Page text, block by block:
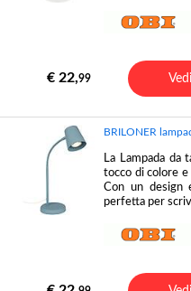
€ 22,99
BRILONER
La Lampada da
tocco di colore e
Con un design
perfetta per